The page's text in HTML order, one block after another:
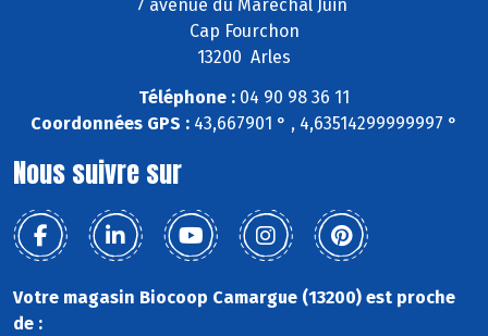
7 avenue du Maréchal Juin
Cap Fourchon
13200 Arles
Téléphone : 04 90 98 36 11
Coordonnées GPS : 43,667901 ° , 4,63514299999997 °
Nous suivre sur
Votre magasin Biocoop Camargue (13200) est proche
de :